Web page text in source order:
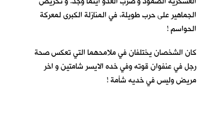
الجماهير على حرب طويلة، في المنازلة الكبرى لمعركة
الحواسم !
كان الشخصان يختلفان في ملامحهما التي تعكس صحة
رجل في عنفوان قوته وفي خده الايسر شامتين و اخر
مريض وليس في خديه شأمة !